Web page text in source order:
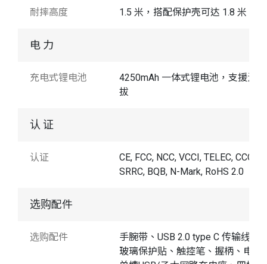
耐摔高度 1.5 米，搭配保护壳可达 1.8 米
电 力
充电式锂电池
4250mAh 一体式锂电池，支援温插
拔
认 证
认证
CE, FCC, NCC, VCCI, TELEC, CCC,
SRRC, BQB, N-Mark, RoHS 2.0
选购配件
选购配件
手腕带、USB 2.0 type C 传输线、
玻璃保护贴、触控笔、握柄、电池